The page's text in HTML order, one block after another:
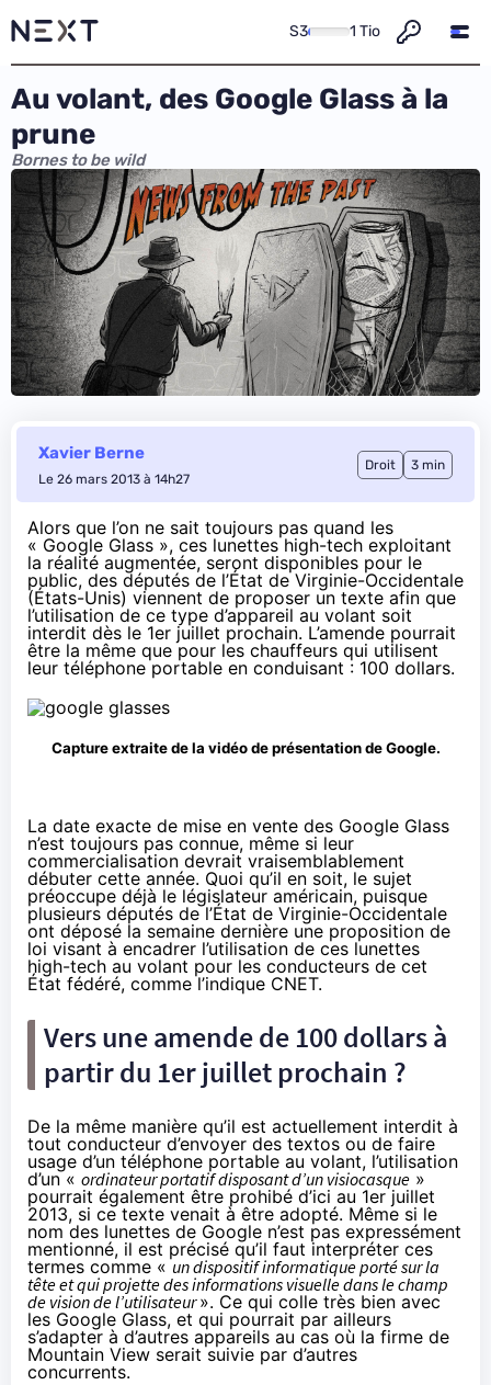
S3 1 Tio
Au volant, des Google Glass à la
prune
Bornes to be wild
Xavier Berne
Le 26 mars 2013 à 14h27
Droit 3 min
Alors que l’on ne sait toujours pas quand les
« Google Glass », ces lunettes high-tech exploitant
la réalité augmentée, seront disponibles pour le
public, des députés de l’État de Virginie-Occidentale
(États-Unis) viennent de proposer un texte afin que
l’utilisation de ce type d’appareil au volant soit
interdit dès le 1er juillet prochain. L’amende pourrait
être la même que pour les chauffeurs qui utilisent
leur téléphone portable en conduisant : 100 dollars.
Capture extraite de la vidéo de présentationde Google.
La date exacte de mise en vente des Google Glass
n’est toujours pas connue, même si leur
commercialisation devrait vraisemblablement
débuter cette année. Quoi qu’il en soit, le sujet
préoccupe déjà le législateur américain, puisque
plusieurs députés de l’État de Virginie-Occidentale
ont déposé la semaine dernière une proposition de
loi visant à encadrer l’utilisation de ces lunettes
high-tech au volant pour les conducteurs de cet
État fédéré, comme l’indique CNET.
Vers une amende de 100 dollars à
partir du 1er juillet prochain ?
De la même manière qu’il est actuellement interdit à
tout conducteur d’envoyer des textos ou de faire
usage d’un téléphone portable au volant, l’utilisation
d’un « ordinateur portatif disposant d’un visiocasque »
pourrait également être prohibé d’ici au 1er juillet
2013, si ce texte venait à être adopté. Même si le
nom des lunettes de Google n’est pas expressément
mentionné, il est précisé qu’il faut interpréter ces
termes comme «un dispositif informatique porté sur la
tête et qui projette des informations visuelle dans le champ
de vision de l’utilisateur». Ce qui colle très bien avec
les Google Glass, et qui pourrait par ailleurs
s’adapter à d’autres appareils au cas où la firme de
Mountain View serait suivie par d’autres
concurrents.